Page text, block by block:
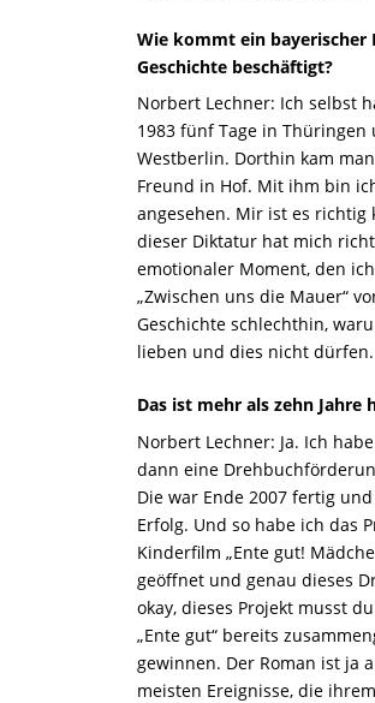
Wie kommt ein bayerischer
Geschichte beschäftigt?
Norbert Lechner: Ich selbst
1983 fünf Tage in
Westberlin. Dorthin kam
Freund in Hof. Mit ihm bin
angesehen. Mir ist es richtig
dieser Diktatur hat mich
emotionaler Moment, den
„Zwischen uns die Mauer“
Geschichte schlechthin,
lieben und dies nicht dürfen.
Das ist mehr als zehn Jahre
Norbert Lechner: Ja. Ich
dann eine
Die war Ende 2007 fertig
Erfolg. Und so habe ich das
Kinderfilm „Ente gut!
geöffnet und genau dieses
okay, dieses Projekt musst
„Ente gut“ bereits
gewinnen. Der Roman ist ja
meisten Ereignisse, die